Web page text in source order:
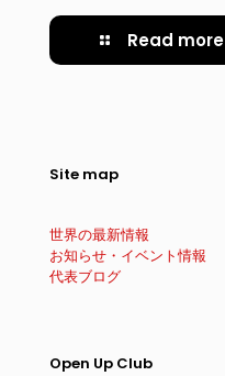
Read more
Site map
世界の最新情報
お知らせ・イベント情報
代表ブログ
Open Up Club